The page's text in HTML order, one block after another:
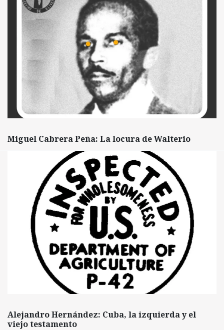
Miguel Cabrera Peña: La locura de Walterio
Alejandro Hernández: Cuba, la izquierda y el
viejo testamento